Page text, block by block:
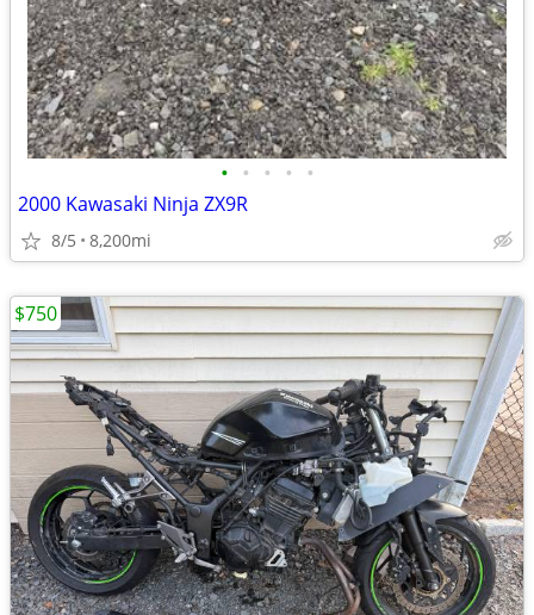
• • • • •
2000 Kawasaki Ninja ZX9R
8/5 8,200mi
$750